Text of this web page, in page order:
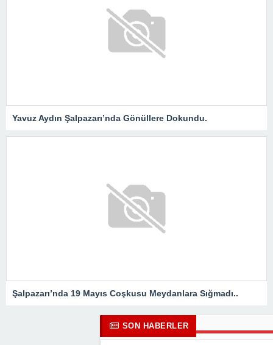
Yavuz Aydın Şalpazarı’nda Gönüllere Dokundu.
Şalpazarı’nda 19 Mayıs Coşkusu Meydanlara Sığmadı..
SON HABERLER